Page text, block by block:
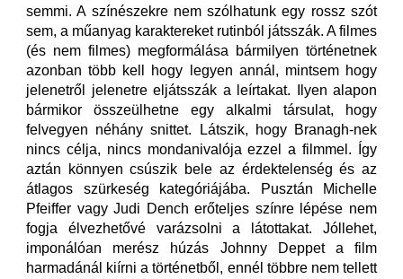
semmi. A színészekre nem szólhatunk egy rossz szót
sem, a műanyag karaktereket rutinból játsszák. A filmes
(és nem filmes) megformálása bármilyen történetnek
azonban több kell hogy legyen annál, mintsem hogy
jelenetről jelenetre eljátsszák a leírtakat. Ilyen alapon
bármikor összeülhetne egy alkalmi társulat, hogy
felvegyen néhány snittet. Látszik, hogy Branagh-nek
nincs célja, nincs mondanivalója ezzel a filmmel. Így
aztán könnyen csúszik bele az érdektelenség és az
átlagos szürkeség kategóriájába. Pusztán Michelle
Pfeiffer vagy Judi Dench erőteljes színre lépése nem
fogja élvezhetővé varázsolni a látottakat. Jóllehet,
imponálóan merész húzás Johnny Deppet a film
harmadánál kiírni a történetből, ennél többre nem tellett